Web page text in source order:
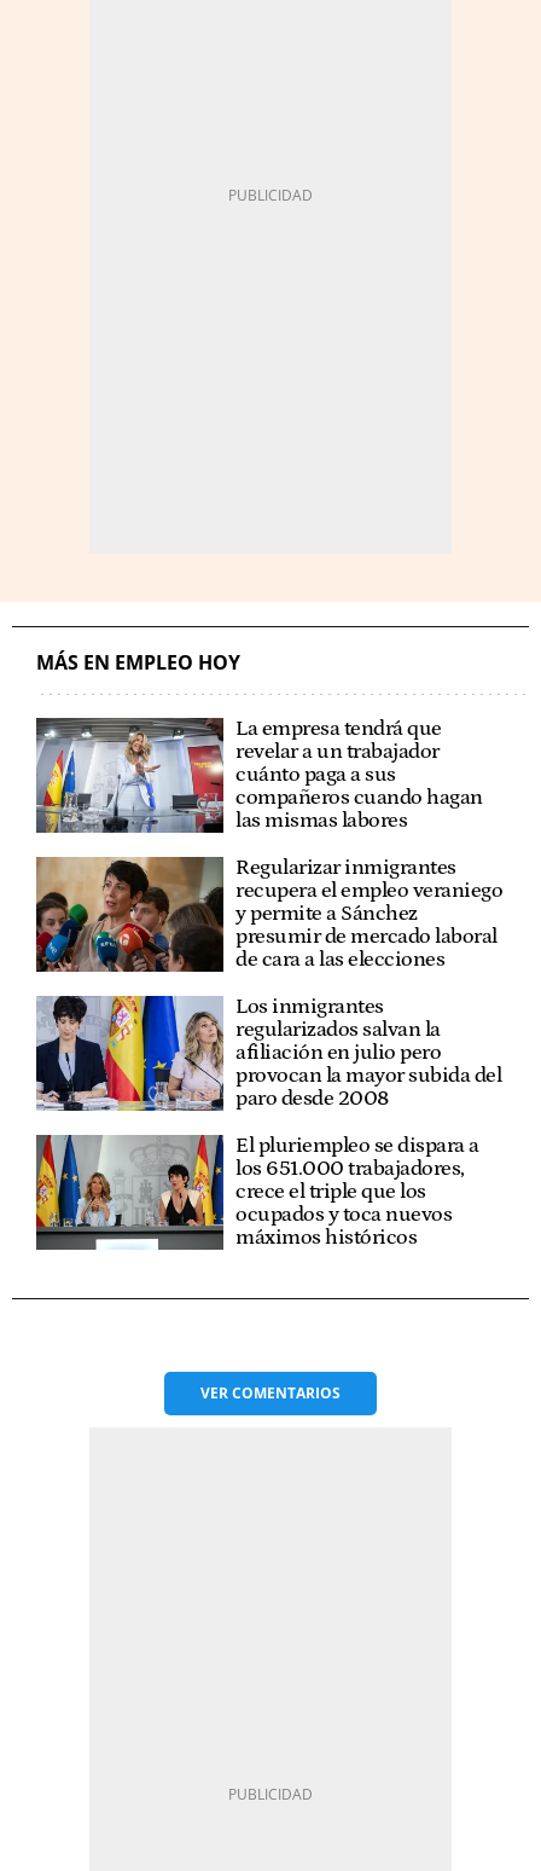
MÁS EN EMPLEO HOY
La empresa tendrá que
revelar a un trabajador
cuánto paga a sus
compañeros cuando hagan
las mismas labores
Regularizar inmigrantes
recupera el empleo veraniego
y permite a Sánchez
presumir de mercado laboral
de cara a las elecciones
Los inmigrantes
regularizados salvan la
afiliación en julio pero
provocan la mayor subida del
paro desde 2008
El pluriempleo se dispara a
los 651.000 trabajadores,
crece el triple que los
ocupados y toca nuevos
máximos históricos
VERCOMENTARIOS